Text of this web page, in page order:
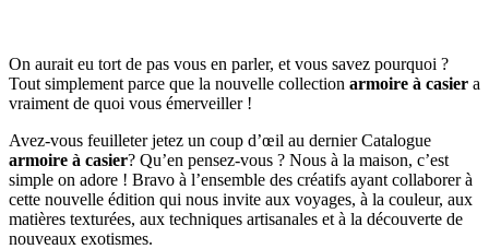
On aurait eu tort de pas vous en parler, et vous savez pourquoi ?
Tout simplement parce que la nouvelle collection armoire à casier a
vraiment de quoi vous émerveiller !
Avez-vous feuilleter jetez un coup d’œil au dernier Catalogue
armoire à casier? Qu’en pensez-vous ? Nous à la maison, c’est
simple on adore ! Bravo à l’ensemble des créatifs ayant collaborer à
cette nouvelle édition qui nous invite aux voyages, à la couleur, aux
matières texturées, aux techniques artisanales et à la découverte de
nouveaux exotismes.